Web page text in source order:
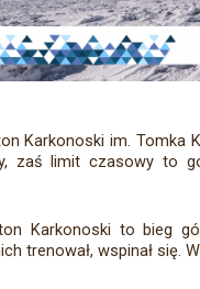
Karkonoski im. Tomka
zaś limit czasowy to
Karkonoski to bieg
trenował, wspinał się.